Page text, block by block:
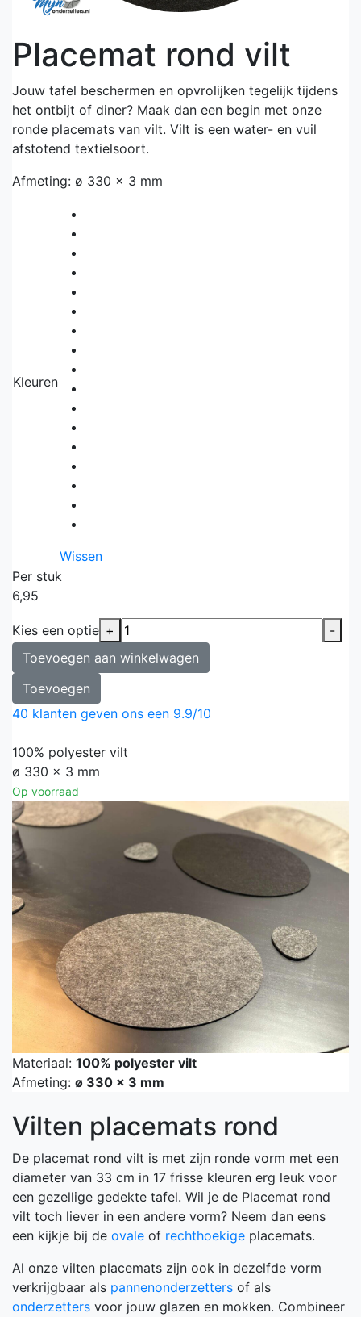
Placemat rond vilt
Jouw tafel beschermen en opvrolijken tegelijk tijdens
het ontbijt of diner? Maak dan een begin met onze
ronde placemats van vilt. Vilt is een water- en vuil
afstotend textielsoort.
Afmeting: ø 330 x 3 mm
Kleuren
Wissen
Per stuk
6,95
Kies een optie +
-
Toevoegen aan winkelwagen
Toevoegen
40 klanten geven ons een 9.9/10
100% polyester vilt
ø 330 x 3 mm
Op voorraad
Materiaal: 100% polyester vilt
Afmeting: ø 330 x 3 mm
Vilten placemats rond
De placemat rond vilt is met zijn ronde vorm met een
diameter van 33 cm in 17 frisse kleuren erg leuk voor
een gezellige gedekte tafel. Wil je de Placemat rond
vilt toch liever in een andere vorm? Neem dan eens
een kijkje bij de ovale of rechthoekige placemats.
Al onze vilten placemats zijn ook in dezelfde vorm
verkrijgbaar als pannenonderzetters of als
onderzetters voor jouw glazen en mokken. Combineer